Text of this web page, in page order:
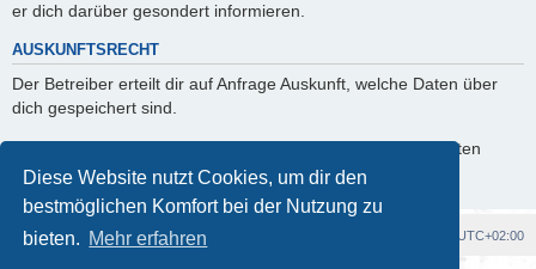
Diese Website nutzt Cookies, um dir den
bestmöglichen Komfort bei der Nutzung zu
bieten. Mehr erfahren
er dich darüber gesondert informieren.
AUSKUNFTSRECHT
Der Betreiber erteilt dir auf Anfrage Auskunft, welche Daten über
dich gespeichert sind.
Du kannst jederzeit die Löschung bzw. Sperrung deiner Daten
verlangen. Kontaktiere hierzu bitte den Betreiber.
Foren-Übersicht UTC+02:00